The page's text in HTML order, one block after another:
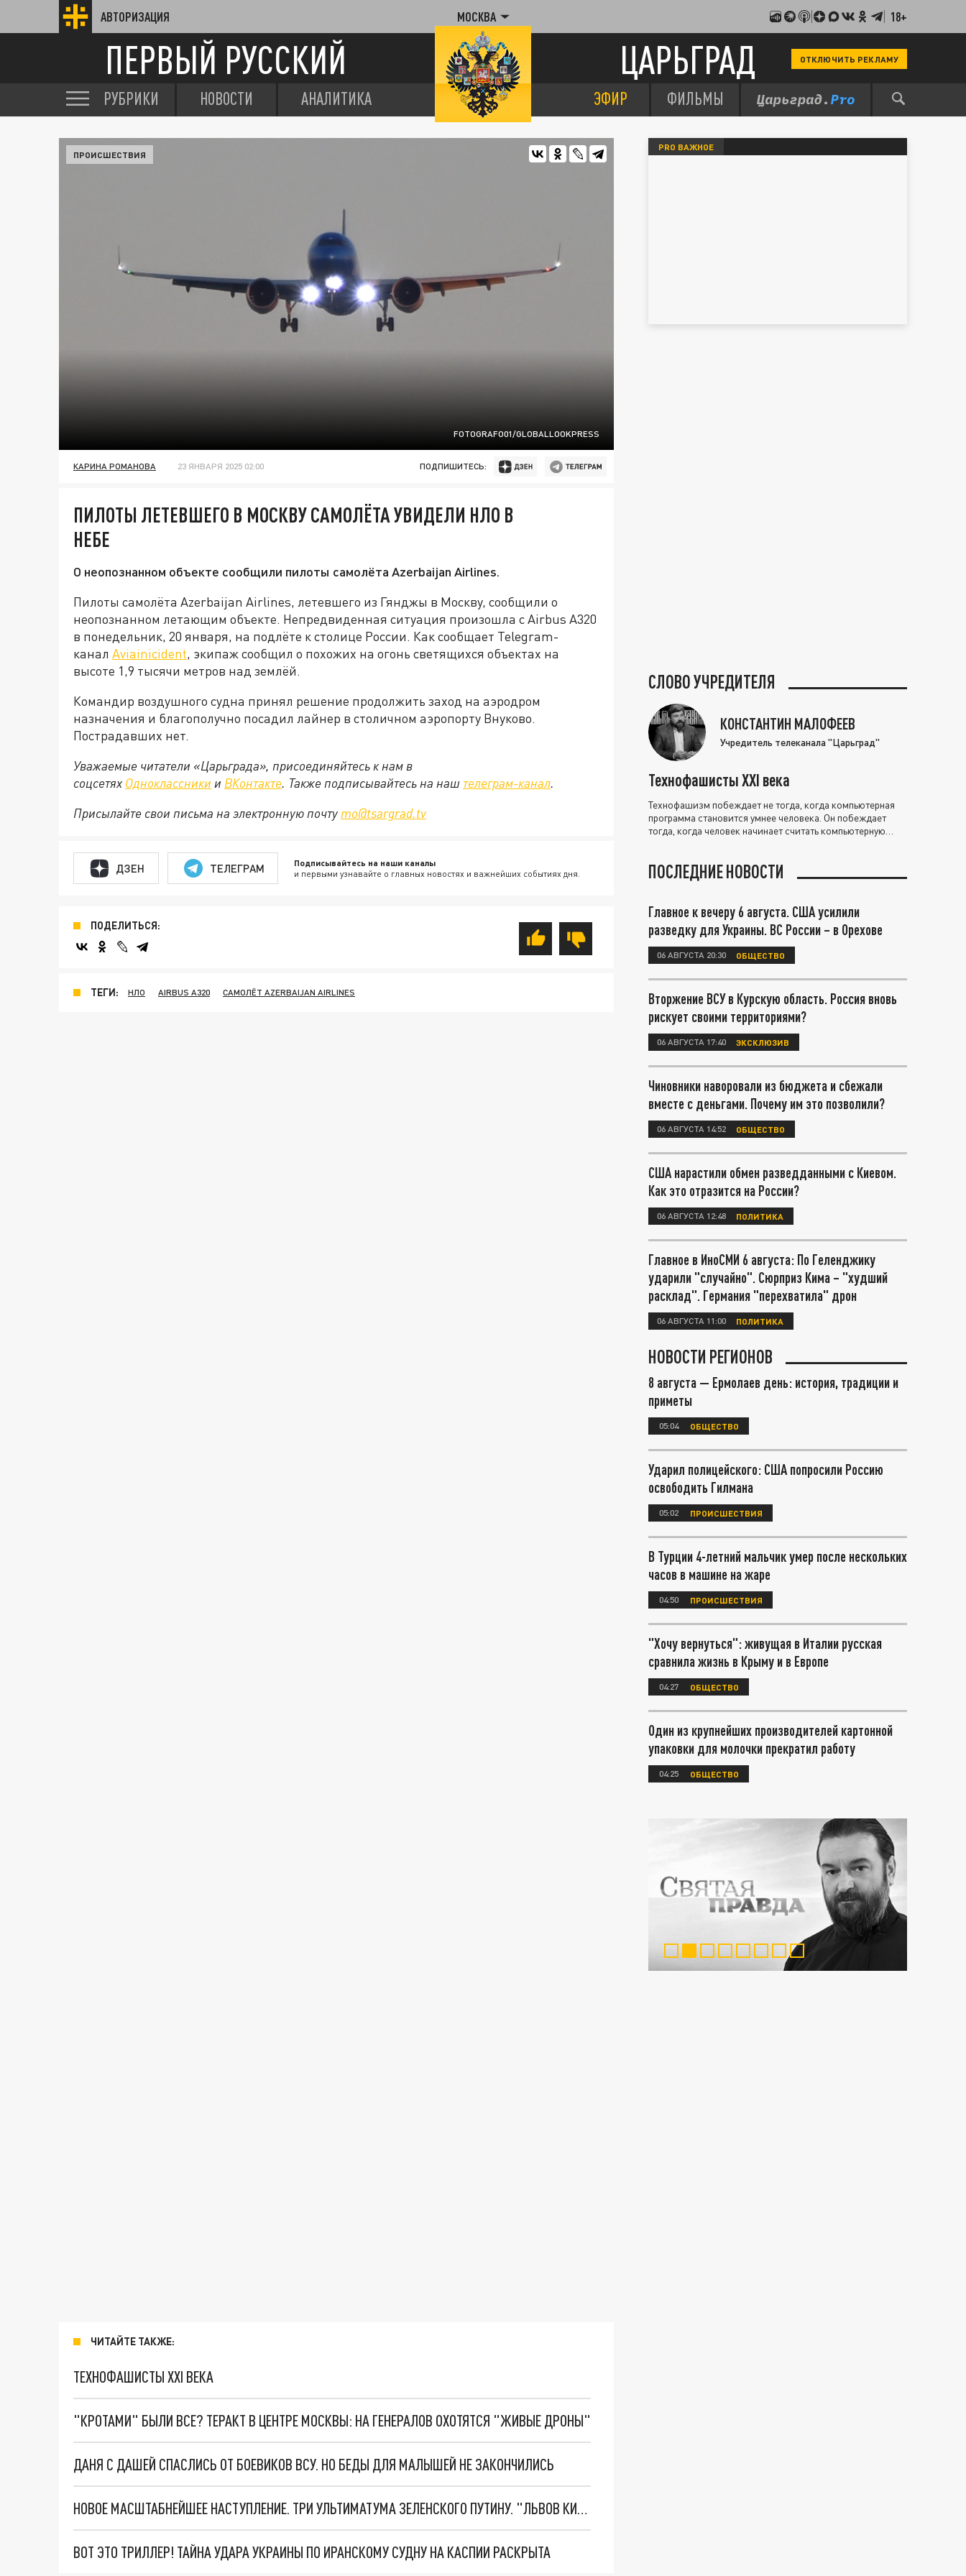
АВТОРИЗАЦИЯ МОСКВА 18+
ПЕРВЫЙ РУССКИЙ ЦАРЬГРАД ОТКЛЮЧИТЬ РЕКЛАМУ
РУБРИКИ НОВОСТИ АНАЛИТИКА ЭФИР ФИЛЬМЫ
FOTOGRAFO01/GLOBALLOOKPRESS
ПРОИСШЕСТВИЯ
КАРИНА РОМАНОВА 23 ЯНВАРЯ 2025 02:00 ПОДПИШИТЕСЬ:
ПИЛОТЫ ЛЕТЕВШЕГО В МОСКВУ САМОЛЁТА УВИДЕЛИ НЛО В
НЕБЕ
О неопознанном объекте сообщили пилоты самолёта Azerbaijan Airlines.
Пилоты самолёта Azerbaijan Airlines, летевшего из Гянджы в Москву, сообщили о
неопознанном летающим объекте. Непредвиденная ситуация произошла с Airbus A320
в понедельник, 20 января, на подлёте к столице России. Как сообщает Telegram-
канал Aviainicident, экипаж сообщил о похожих на огонь светящихся объектах на
высоте 1,9 тысячи метров над землёй.
Командир воздушного судна принял решение продолжить заход на аэродром
назначения и благополучно посадил лайнер в столичном аэропорту Внуково.
Пострадавших нет.
Уважаемые читатели «Царьграда», присоединяйтесь к нам в
соцсетях Одноклассники и ВКонтакте. Также подписывайтесь на наш телеграм-канал.
Присылайте свои письма на электронную почту mo@tsargrad.tv
ДЗЕН ТЕЛЕГРАМ Подписывайтесь на наши каналы
и первыми узнавайте о главных новостях и важнейших событиях дня.
ПОДЕЛИТЬСЯ:
ТЕГИ: НЛО AIRBUS A320 САМОЛЁТ AZERBAIJAN AIRLINES
ЧИТАЙТЕ ТАКЖЕ:
ТЕХНОФАШИСТЫ XXI ВЕКА
"КРОТАМИ" БЫЛИ ВСЕ? ТЕРАКТ В ЦЕНТРЕ МОСКВЫ: НА ГЕНЕРАЛОВ ОХОТЯТСЯ "ЖИВЫЕ ДРОНЫ"
ДАНЯ С ДАШЕЙ СПАСЛИСЬ ОТ БОЕВИКОВ ВСУ. НО БЕДЫ ДЛЯ МАЛЫШЕЙ НЕ ЗАКОНЧИЛИСЬ
НОВОЕ МАСШТАБНЕЙШЕЕ НАСТУПЛЕНИЕ. ТРИ УЛЬТИМАТУМА ЗЕЛЕНСКОГО ПУТИНУ. "ЛЬВОВ КИМА" ПОСТАВЯТ НА ПВО? ГЛОБАЛЬНЫЙ ПРОРЫВ ПОД ЗАПОРОЖЬЕМ
ВОТ ЭТО ТРИЛЛЕР! ТАЙНА УДАРА УКРАИНЫ ПО ИРАНСКОМУ СУДНУ НА КАСПИИ РАСКРЫТА
PRO ВАЖНОЕ
СЛОВО УЧРЕДИТЕЛЯ
КОНСТАНТИН МАЛОФЕЕВ
Учредитель телеканала "Царьград"
Технофашисты XXI века
Технофашизм побеждает не тогда, когда компьютерная
программа становится умнее человека. Он побеждает
тогда, когда человек начинает считать компьютерную
ПОСЛЕДНИЕ НОВОСТИ
Главное к вечеру 6 августа. США усилили
разведку для Украины. ВС России – в Орехове
06 АВГУСТА 20:30 ОБЩЕСТВО
Вторжение ВСУ в Курскую область. Россия вновь
рискует своими территориями?
06 АВГУСТА 17:40 ЭКСКЛЮЗИВ
Чиновники наворовали из бюджета и сбежали
вместе с деньгами. Почему им это позволили?
06 АВГУСТА 14:52 ОБЩЕСТВО
США нарастили обмен разведданными с Киевом.
Как это отразится на России?
06 АВГУСТА 12:48 ПОЛИТИКА
Главное в ИноСМИ 6 августа: По Геленджику
ударили "случайно". Сюрприз Кима – "худший
расклад". Германия "перехватила" дрон
06 АВГУСТА 11:00 ПОЛИТИКА
НОВОСТИ РЕГИОНОВ
8 августа — Ермолаев день: история, традиции и
приметы
05:04 ОБЩЕСТВО
Ударил полицейского: США попросили Россию
освободить Гилмана
05:02 ПРОИСШЕСТВИЯ
В Турции 4-летний мальчик умер после нескольких
часов в машине на жаре
04:50 ПРОИСШЕСТВИЯ
"Хочу вернуться": живущая в Италии русская
сравнила жизнь в Крыму и в Европе
04:27 ОБЩЕСТВО
Один из крупнейших производителей картонной
упаковки для молочки прекратил работу
04:25 ОБЩЕСТВО